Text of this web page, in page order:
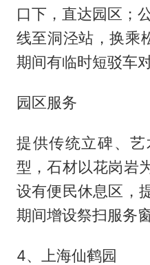
口下，直达园区；
线至洞泾站，换乘
期间有临时短驳车
园区服务
提供传统立碑、
型，石材以花岗岩
设有便民休息区，
期间增设祭扫服务
4、上海仙鹤园